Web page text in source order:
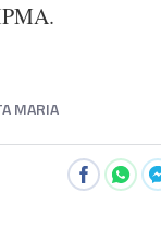
MARIA